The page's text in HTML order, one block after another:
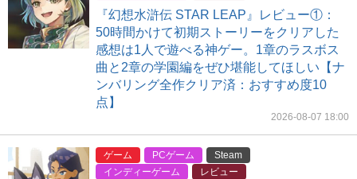
『幻想水滸伝 STAR LEAP』レビュー①：
50時間かけて初期ストーリーをクリアした
感想は1人で遊べる神ゲー。1章のラスボス
曲と2章の学園編をぜひ堪能してほしい【ナ
ンバリング全作クリア済：おすすめ度10
点】
2026-08-07 18:00
ゲーム PCゲーム
Steam
インディーゲーム
レビュー